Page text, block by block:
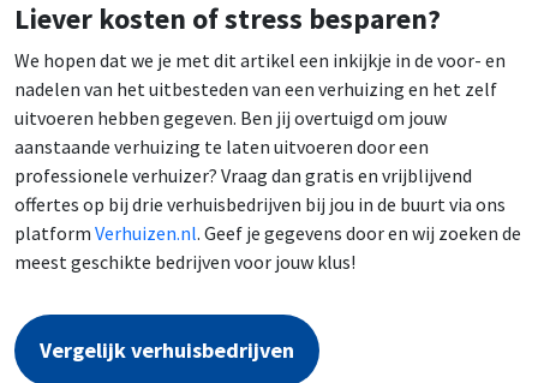
Liever kosten of stress besparen?
We hopen dat we je met dit artikel een inkijkje in de voor- en
nadelen van het uitbesteden van een verhuizing en het zelf
uitvoeren hebben gegeven. Ben jij overtuigd om jouw
aanstaande verhuizing te laten uitvoeren door een
professionele verhuizer? Vraag dan gratis en vrijblijvend
offertes op bij drie verhuisbedrijven bij jou in de buurt via ons
platform Verhuizen.nl. Geef je gegevens door en wij zoeken de
meest geschikte bedrijven voor jouw klus!
Vergelijk verhuisbedrijven